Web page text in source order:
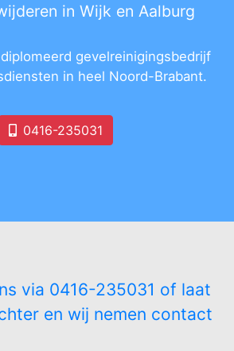
in Wijk en Aalburg
gevelreinigingsbedrijf
in heel Noord-Brabant.
0416-235031
via 0416-235031 of laat
en wij nemen contact